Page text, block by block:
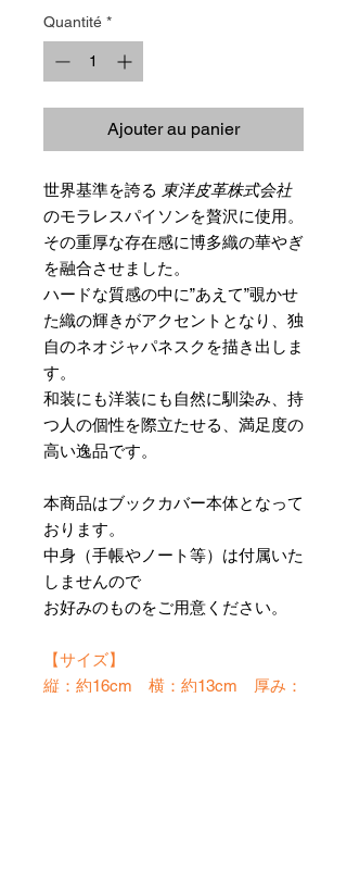
Quantité *
Ajouter au panier
世界基準を誇る 東洋皮革株式会社
のモラレスパイソンを贅沢に使用。
その重厚な存在感に博多織の華やぎ
を融合させました。
ハードな質感の中に”あえて”覗かせ
た織の輝きがアクセントとなり、独
自のネオジャパネスクを描き出しま
す。
和装にも洋装にも自然に馴染み、持
つ人の個性を際立たせる、満足度の
高い逸品です。
本商品はブックカバー本体となって
おります。
中身（手帳やノート等）は付属いた
しませんので
お好みのものをご用意ください。
【サイズ】
縦：約16cm 横：約13cm 厚み：